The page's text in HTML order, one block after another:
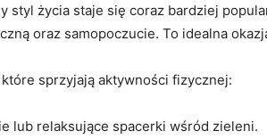
styl życia staje się coraz bardziej
oraz samopoczucie. To ⁢idealna
sprzyjają aktywności fizycznej:
⁣lub relaksujące spacerki wśród zieleni.